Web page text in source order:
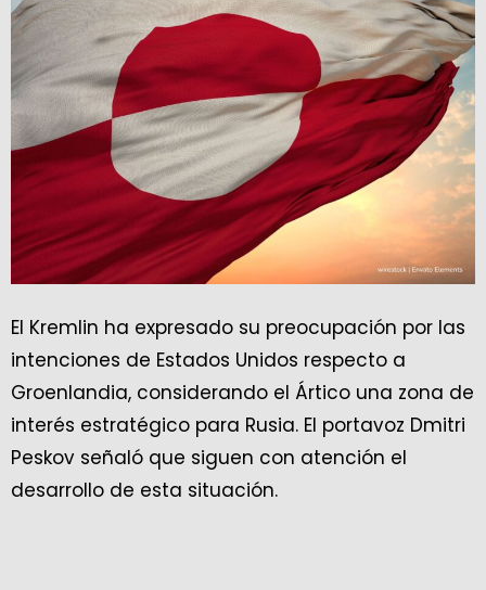
El Kremlin ha expresado su preocupación por las
intenciones de Estados Unidos respecto a
Groenlandia, considerando el Ártico una zona de
interés estratégico para Rusia. El portavoz Dmitri
Peskov señaló que siguen con atención el
desarrollo de esta situación.